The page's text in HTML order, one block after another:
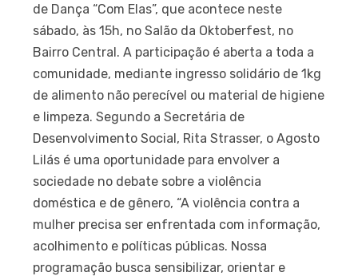
de Dança “Com Elas”, que acontece neste
sábado, às 15h, no Salão da Oktoberfest, no
Bairro Central. A participação é aberta a toda a
comunidade, mediante ingresso solidário de 1kg
de alimento não perecível ou material de higiene
e limpeza. Segundo a Secretária de
Desenvolvimento Social, Rita Strasser, o Agosto
Lilás é uma oportunidade para envolver a
sociedade no debate sobre a violência
doméstica e de gênero, “A violência contra a
mulher precisa ser enfrentada com informação,
acolhimento e políticas públicas. Nossa
programação busca sensibilizar, orientar e